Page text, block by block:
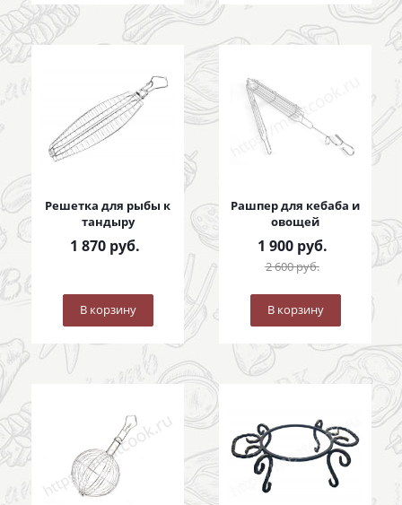
Решетка для рыбы к
тандыру
1 870руб.
В корзину
Рашпер для кебаба и
овощей
1 900руб.
2 600руб.
В корзину